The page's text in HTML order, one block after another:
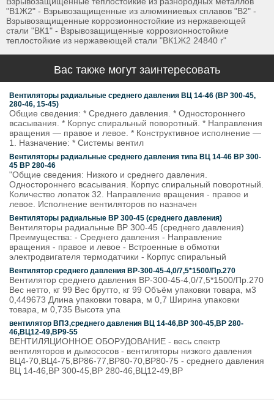
"В1Ж2" - Взрывозащищенные из алюминиевых сплавов "В2" -
Взрывозащищенные коррозионностойкие из нержавеющей
стали "ВК1" - Взрывозащищенные коррозионностойкие
теплостойкие из нержавеющей стали "ВК1Ж2 24840 r"
Вас также могут заинтересовать
Вентиляторы радиальные среднего давления ВЦ 14-46 (ВР 300-45,
280-46, 15-45)
Общие сведения: * Среднего давления. * Одностороннего
всасывания. * Корпус спиральный поворотный. * Направления
вращения — правое и левое. * Конструктивное исполнение —
1. Назначение: * Системы вентил
Вентиляторы радиальные среднего давления типа ВЦ 14-46 ВР 300-
45 ВР 280-46
"Общие сведения: Низкого и среднего давления.
Одностороннего всасывания. Корпус спиральный поворотный.
Количество лопаток 32. Направление вращения - правое и
левое. Исполнение вентиляторов по назначен
Вентиляторы радиальные ВР 300-45 (среднего давления)
Вентиляторы радиальные ВР 300-45 (среднего давления)
Преимущества: - Среднего давления - Направление
вращения - правое и левое - Встроенные в обмотки
электродвигателя термодатчики - Корпус спиральный
Вентилятор среднего давления ВР-300-45-4,0/7,5*1500/Пр.270
Вентилятор среднего давления ВР-300-45-4,0/7,5*1500/Пр.270
Вес нетто, кг 99 Вес брутто, кг 99 Объём упаковки товара, м3
0,449673 Длина упаковки товара, м 0,7 Ширина упаковки
товара, м 0,735 Высота упа
вентилятор ВПЗ,среднего давления ВЦ 14-46,ВР 300-45,ВР 280-
46,ВЦ12-49,ВР9-55
ВЕНТИЛЯЦИОННОЕ ОБОРУДОВАНИЕ - весь спектр
вентиляторов и дымососов - вентиляторы низкого давления
ВЦ4-70,ВЦ4-75,ВР86-77,ВР80-70,ВР80-75 - среднего давления
ВЦ 14-46,ВР 300-45,ВР 280-46,ВЦ12-49,ВР